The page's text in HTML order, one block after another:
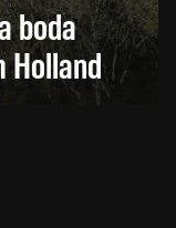
boda
Holland